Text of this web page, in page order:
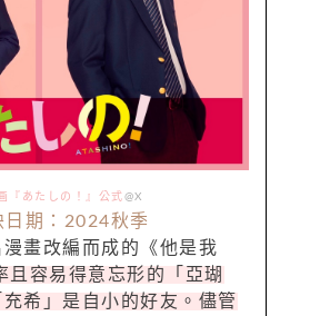
『あたしの！』公式@X
日期：2024秋季
畫改編而成的《他是我
且容易得意忘形的「亞瑚
希」是自小的好友。儘管